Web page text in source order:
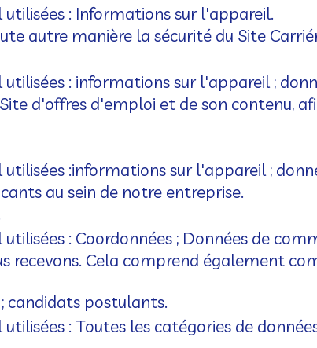
: Informations sur l'appareil.
autre manière la sécurité du Site
: informations sur l'appareil ;
d'offres d'emploi et de son contenu,
:informations sur l'appareil ;
au sein de notre entreprise.
: Coordonnées ; Données de
recevons. Cela comprend également
candidats postulants.
: Toutes les catégories de